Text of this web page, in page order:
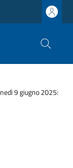
9 giugno 2025: